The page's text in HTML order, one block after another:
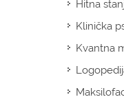
Hitna
Klinička
Kvantna